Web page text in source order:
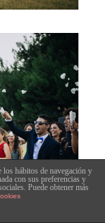
hábitos de navegación y
con sus preferencias y
Puede obtener más